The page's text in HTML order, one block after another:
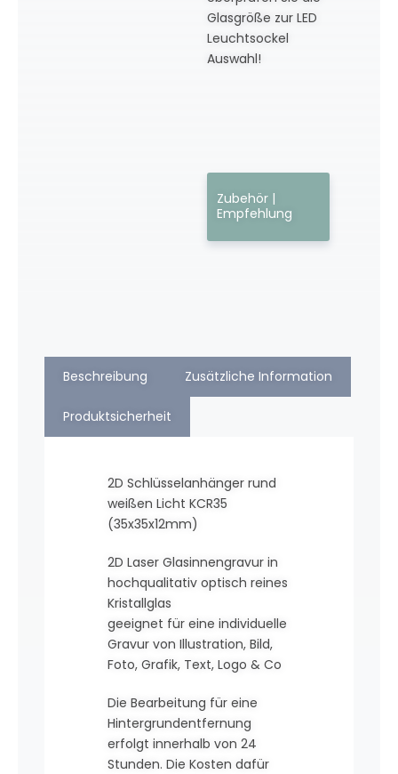
Glasgröße zur LED
Leuchtsockel
Auswahl!
Zubehör |
Empfehlung
Beschreibung Zusätzliche Information
Produktsicherheit
2D Schlüsselanhänger rund
weißen Licht KCR35
(35x35x12mm)
2D Laser Glasinnengravur in
hochqualitativ optisch reines
Kristallglas
geeignet für eine individuelle
Gravur von Illustration, Bild,
Foto, Grafik, Text, Logo & Co
Die Bearbeitung für eine
Hintergrundentfernung
erfolgt innerhalb von 24
Stunden. Die Kosten dafür